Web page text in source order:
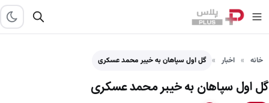
خانه اخبار گل اول سپاهان به خیبر محمد عسکری
گل اول سپاهان به خیبر محمد عسکری